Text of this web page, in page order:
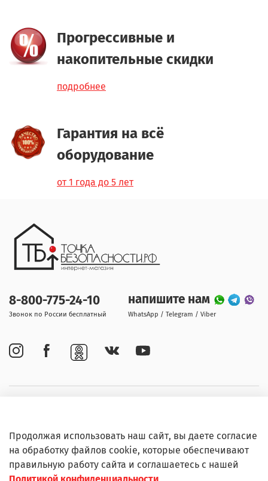
Прогрессивные и
накопительные скидки
подробнее
Гарантия на всё
оборудование
от 1 года до 5 лет
Информация
8-800-775-24-10
Звонок по России бесплатный
напишите нам
WhatsApp / Telegram / Viber
Продолжая использовать наш сайт, вы даете согласие
на обработку файлов cookie, которые обеспечивают
правильную работу сайта и соглашаетесь с нашей